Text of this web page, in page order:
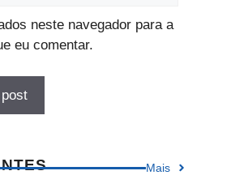
neste navegador para a
eu comentar.
Mais